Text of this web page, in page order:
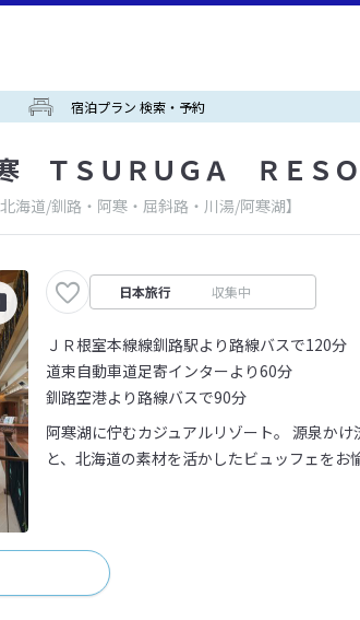
宿泊プラン 検索・予約
ＴＳＵＲＵＧＡ ＲＥＳＯ
北海道/釧路・阿寒・屈斜路・川湯/阿寒湖】
日本旅行 収集中
ＪＲ根室本線線釧路駅より路線バスで120分
道束自動車道足寄インターより60分
釧路空港より路線バスで90分
阿寒湖に佇むカジュアルリゾート。 源泉か
と、北海道の素材を活かしたビュッフェをお